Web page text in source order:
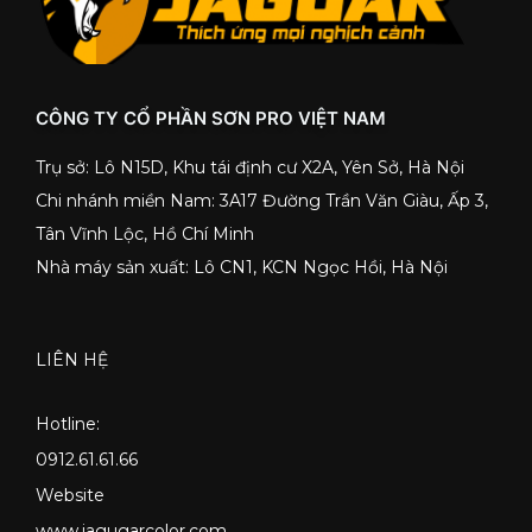
CÔNG TY CỔ PHẦN SƠN PRO VIỆT NAM
Trụ sở: Lô N15D, Khu tái định cư X2A, Yên Sở, Hà Nội
Chi nhánh miền Nam: 3A17 Đường Trần Văn Giàu, Ấp 3,
Tân Vĩnh Lộc, Hồ Chí Minh
Nhà máy sản xuất: Lô CN1, KCN Ngọc Hồi, Hà Nội
LIÊN HỆ
Hotline:
0912.61.61.66
Website